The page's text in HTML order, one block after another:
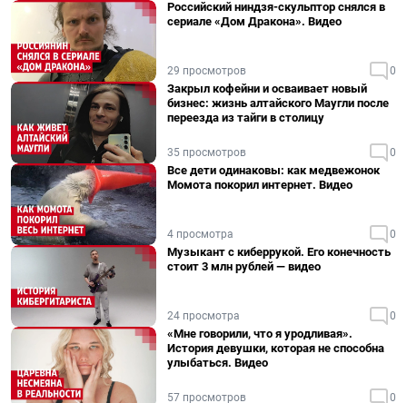
Российский ниндзя-скульптор снялся в
сериале «Дом Дракона». Видео
29 просмотров 0
Закрыл кофейни и осваивает новый
бизнес: жизнь алтайского Маугли после
переезда из тайги в столицу
35 просмотров 0
Все дети одинаковы: как медвежонок
Момота покорил интернет. Видео
4 просмотра 0
Музыкант с киберрукой. Его конечность
стоит 3 млн рублей — видео
24 просмотра 0
«Мне говорили, что я уродливая».
История девушки, которая не способна
улыбаться. Видео
57 просмотров 0